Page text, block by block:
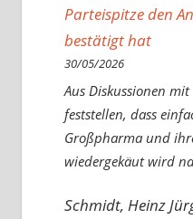
Parteispitze den
bestätigt hat
30/05/2026
Aus Diskussionen
feststellen, dass
Großpharma und
wiedergekäut wird
Schmidt, Heinz